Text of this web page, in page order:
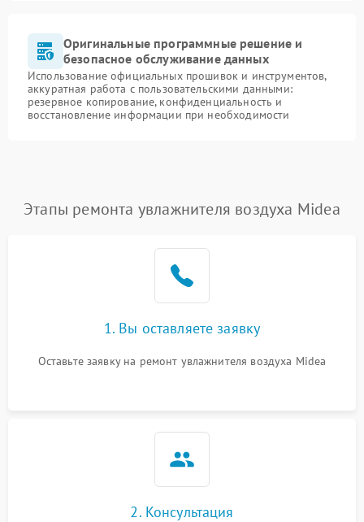
Оригинальные программные решение и
безопасное обслуживание данных
Использование официальных прошивок и инструментов,
аккуратная работа с пользовательскими данными:
резервное копирование, конфиденциальность и
восстановление информации при необходимости
Этапы ремонта увлажнителя воздуха Midea
1. Вы оставляете заявку
Оставьте заявку на ремонт увлажнителя воздуха Midea
2. Консультация